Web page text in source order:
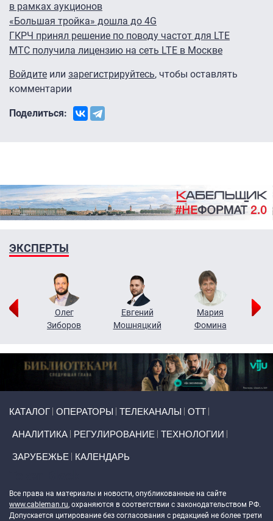
в рамках аукционов
«Большая тройка» дошла до 4G
ГКРЧ принял решение по поводу частот для LTE
МТС получила лицензию на сеть LTE в Москве
Войдите или зарегистрируйтесь, чтобы оставлять
комментарии
Поделиться:
ЭКСПЕРТЫ
Олег
Зиборов
Евгений
Мошняцкий
Мария
Фомина
КАТАЛОГ ОПЕРАТОРЫ ТЕЛЕКАНАЛЫ ОТТ
АНАЛИТИКА РЕГУЛИРОВАНИЕ ТЕХНОЛОГИИ
ЗАРУБЕЖЬЕ КАЛЕНДАРЬ
Все права на материалы и новости, опубликованные на сайте
www.cableman.ru, охраняются в соответствии с законодательством РФ.
Допускается цитирование без согласования с редакцией не более трети